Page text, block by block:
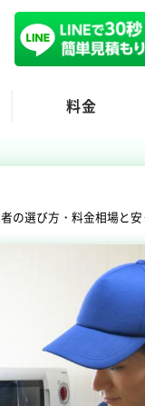
料金
の選び方・料金相場と